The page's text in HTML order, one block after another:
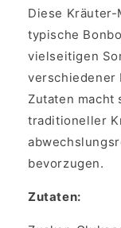
Diese
typische
vielseitigen
verschiedener
Zutaten macht
traditioneller
bevorzugen.
Zutaten: